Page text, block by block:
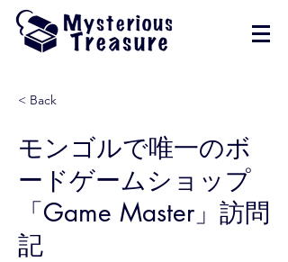
< Back
モンゴルで唯一のボ
ードゲームショップ
「Game Master」訪問
記